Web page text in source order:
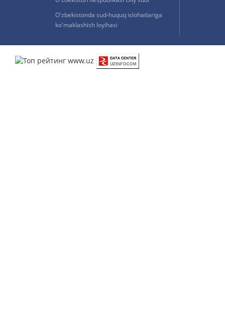
O'zbekistonda sud-huquq islohatlariga
ko'maklashish loyihasi